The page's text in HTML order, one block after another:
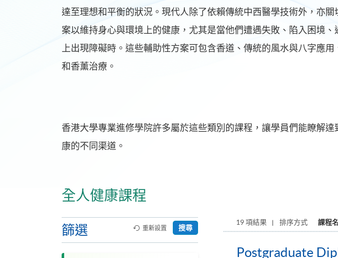
達至理想和平衡的狀況。現代人除了依賴傳統中西醫學技術外，亦關
案以維持身心與環境上的健康，尤其是當他們遭遇失敗、陷入困境、
上出現障礙時。這些輔助性方案可包含香道、傳統的風水與八字應用
和香薰治療。
香港大學專業進修學院許多屬於這些類別的課程，讓學員們能瞭解達
康的不同渠道。
全人健康課程
篩選 重新設置 搜尋
19 項結果 排序方式 課程
Postgraduate